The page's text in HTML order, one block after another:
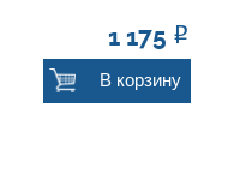
1 175 Р
В корзину